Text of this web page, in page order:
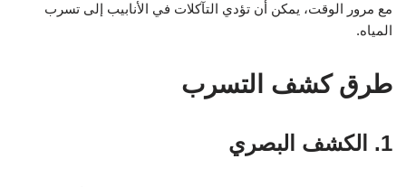
مع مرور الوقت، يمكن أن تؤدي التآكلات في الأنابيب إلى تسرب
المياه.
طرق كشف التسرب
1. الكشف البصري